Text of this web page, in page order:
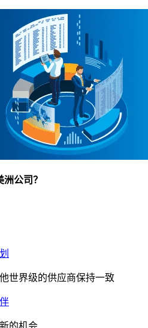
公司？
世界级的供应商保持一致
的机会